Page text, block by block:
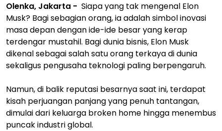
Olenka, Jakarta - Siapa yang tak mengenal Elon
Musk? Bagi sebagian orang, ia adalah simbol inovasi
masa depan dengan ide-ide besar yang kerap
terdengar mustahil. Bagi dunia bisnis, Elon Musk
dikenal sebagai salah satu orang terkaya di dunia
sekaligus pengusaha teknologi paling berpengaruh.
Namun, di balik reputasi besarnya saat ini, terdapat
kisah perjuangan panjang yang penuh tantangan,
dimulai dari keluarga broken home hingga menembus
puncak industri global.